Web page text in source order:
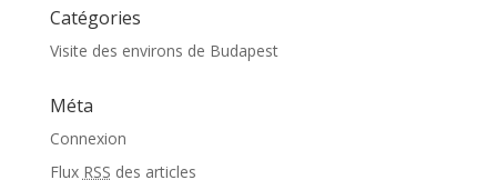
Catégories
Visite des environs de Budapest
Méta
Connexion
Flux RSS des articles